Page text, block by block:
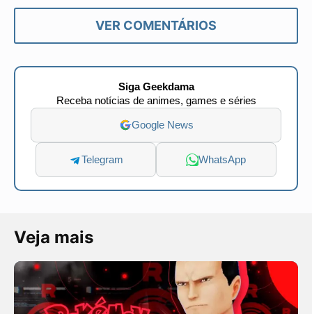
VER COMENTÁRIOS
Siga Geekdama
Receba notícias de animes, games e séries
Google News
Telegram WhatsApp
Veja mais